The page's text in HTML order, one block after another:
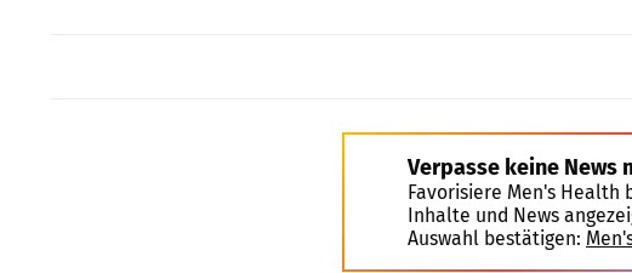
Verpasse keine News
Favorisiere Men's Health
Inhalte und News
Auswahl bestätigen: